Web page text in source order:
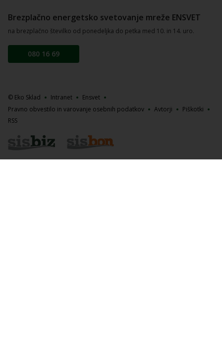
Brezplačno energetsko svetovanje mreže ENSVET
na brezplačno številko od ponedeljka do petka med 10. in 14. uro.
080 16 69
© Eko Sklad Intranet
Ensvet
Pravno obvestilo in varovanje osebnih podatkov
Avtorji
Piškotki
RSS